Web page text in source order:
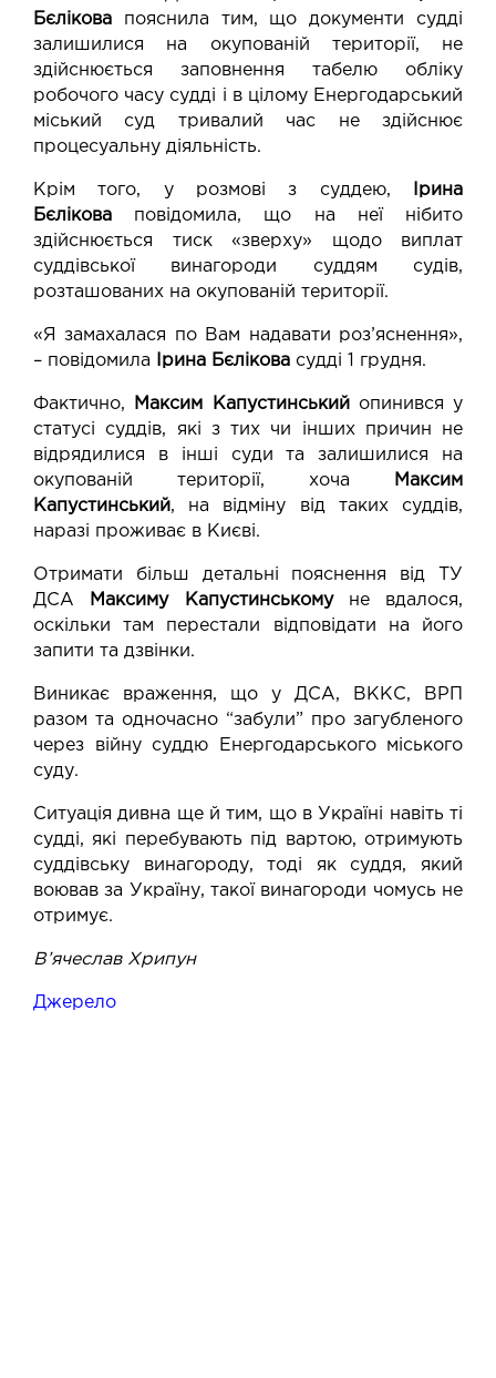
Бєлікова пояснила тим, що документи судді
залишилися на окупованій території, не
здійснюється заповнення табелю обліку
робочого часу судді і в цілому Енергодарський
міський суд тривалий час не здійснює
процесуальну діяльність.
Крім того, у розмові з суддею,
Ірина
Бєлікова повідомила, що на неї нібито
здійснюється тиск «зверху» щодо виплат
суддівської винагороди суддям судів,
розташованих на окупованій території.
«Я замахалася по Вам надавати роз’яснення»,
– повідомила
Ірина Бєлікова судді 1 грудня.
Фактично, Максим Капустинськийопинився у
статусі суддів, які з тих чи інших причин не
відрядилися в інші суди та залишилися на
окупованій території, хоча
Максим
Капустинський, на відміну від таких суддів,
наразі проживає в Києві.
Отримати більш детальні пояснення від ТУ
ДСА
Максиму Капустинському не вдалося,
оскільки там перестали відповідати на його
запити та дзвінки.
Виникає враження, що у ДСА, ВККС, ВРП
разом та одночасно “забули” про загубленого
через війну суддю Енергодарського міського
суду.
Ситуація дивна ще й тим, що в Україні навіть ті
судді, які перебувають під вартою, отримують
суддівську винагороду, тоді як суддя, який
воював за Україну, такої винагороди чомусь не
отримує.
В’ячеслав Хрипун
Джерело